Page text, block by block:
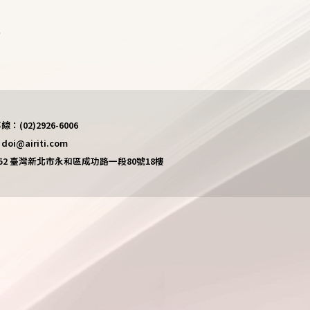
：(02)2926-6006
doi@airiti.com
臺灣新北市永和區成功路一段80號18樓